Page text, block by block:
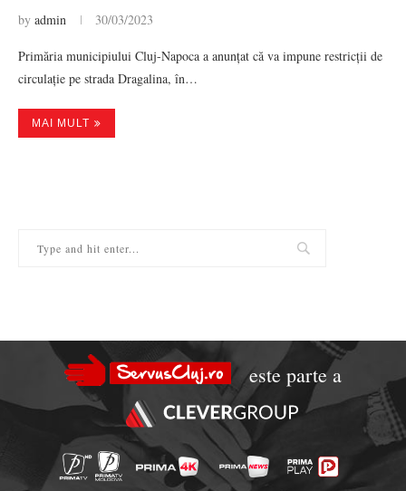
by admin 30/03/2023
Primăria municipiului Cluj-Napoca a anunțat că va impune restricții de
circulație pe strada Dragalina, în…
MAI MULT
este parte a